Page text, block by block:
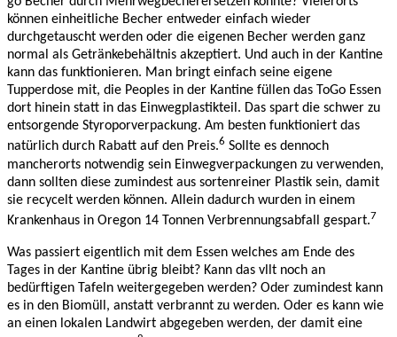
können einheitliche Becher entweder einfach wieder
durchgetauscht werden oder die eigenen Becher werden ganz
normal als Getränkebehältnis akzeptiert. Und auch in der Kantine
kann das funktionieren. Man bringt einfach seine eigene
Tupperdose mit, die Peoples in der Kantine füllen das ToGo Essen
dort hinein statt in das Einwegplastikteil. Das spart die schwer zu
entsorgende Styroporverpackung. Am besten funktioniert das
natürlich durch Rabatt auf den Preis.6 Sollte es dennoch
mancherorts notwendig sein Einwegverpackungen zu verwenden,
dann sollten diese zumindest aus sortenreiner Plastik sein, damit
sie recycelt werden können. Allein dadurch wurden in einem
Krankenhaus in Oregon 14 Tonnen Verbrennungsabfall gespart.7
Was passiert eigentlich mit dem Essen welches am Ende des
Tages in der Kantine übrig bleibt? Kann das vllt noch an
bedürftigen Tafeln weitergegeben werden? Oder zumindest kann
es in den Biomüll, anstatt verbrannt zu werden. Oder es kann wie
an einen lokalen Landwirt abgegeben werden, der damit eine